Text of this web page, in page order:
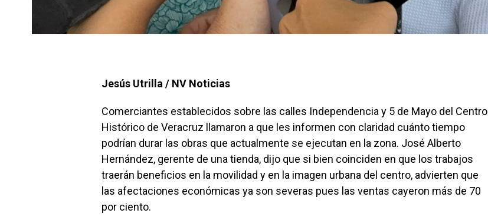
Jesús Utrilla / NV Noticias
Comerciantes establecidos sobre las calles Independencia y 5 de Mayo del Centro
Histórico de Veracruz llamaron a que les informen con claridad cuánto tiempo
podrían durar las obras que actualmente se ejecutan en la zona. José Alberto
Hernández, gerente de una tienda, dijo que si bien coinciden en que los trabajos
traerán beneficios en la movilidad y en la imagen urbana del centro, advierten que
las afectaciones económicas ya son severas pues las ventas cayeron más de 70
por ciento.